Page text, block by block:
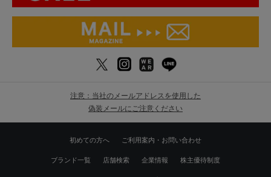
注意：当社のメールアドレスを使用した
偽装メールにご注意ください
初めての方へ ご利用案内・お問い合わせ
ブランド一覧 店舗検索 企業情報 株主優待制度